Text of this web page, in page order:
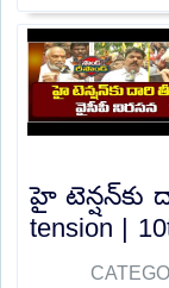
హై టెన్షన్‌కు
tension |